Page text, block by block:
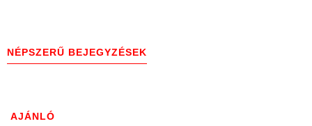
NÉPSZERŰ BEJEGYZÉSEK
AJÁNLÓ